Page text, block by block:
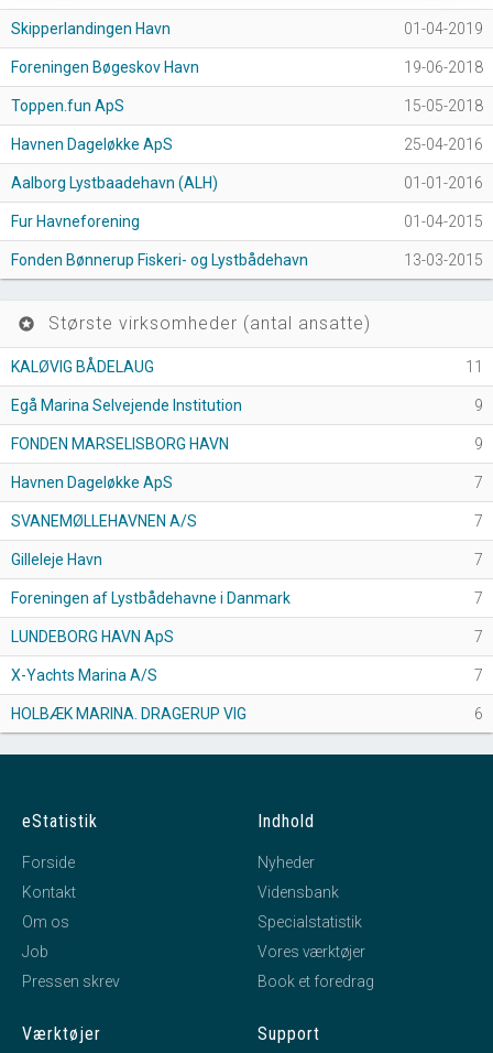
Skipperlandingen Havn 01-04-2019
Foreningen Bøgeskov Havn 19-06-2018
Toppen.fun ApS 15-05-2018
Havnen Dageløkke ApS 25-04-2016
Aalborg Lystbaadehavn (ALH) 01-01-2016
Fur Havneforening 01-04-2015
Fonden Bønnerup Fiskeri- og Lystbådehavn 13-03-2015
stars Største virksomheder (antal ansatte)
KALØVIG BÅDELAUG 11
Egå Marina Selvejende Institution 9
FONDEN MARSELISBORG HAVN 9
Havnen Dageløkke ApS 7
SVANEMØLLEHAVNEN A/S 7
Gilleleje Havn 7
Foreningen af Lystbådehavne i Danmark 7
LUNDEBORG HAVN ApS 7
X-Yachts Marina A/S 7
HOLBÆK MARINA. DRAGERUP VIG 6
eStatistik
Forside
Kontakt
Om os
Job
Pressen skrev
Indhold
Nyheder
Vidensbank
Specialstatistik
Vores værktøjer
Book et foredrag
Værktøjer Support